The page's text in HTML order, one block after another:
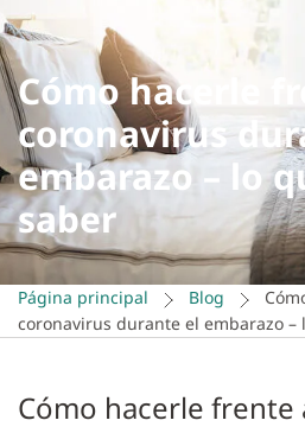
Cómo hacerle
coronavirus
embarazo – lo
saber
Página principal Blog
coronavirus durante el embarazo –
Cómo hacerle frente